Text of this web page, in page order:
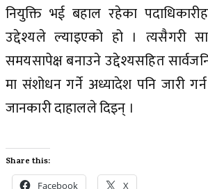
नियुक्ति भई बहाल रहेका
उद्देश्यले ल्याइएको हो । त्यसैगरी
समयसापेक्ष बनाउने उद्देश्यसहित
मा संशोधन गर्ने अध्यादेश पनि जारी
जानकारी दाहालले दिइन् ।
Share this:
Facebook X